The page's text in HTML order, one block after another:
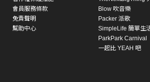
會員服務條款
免責聲明
幫助中心
Blow 吹音樂
Packer 派歌
SimpleLife 簡單生
ParkPark Carnival
一起比 YEAH 吧